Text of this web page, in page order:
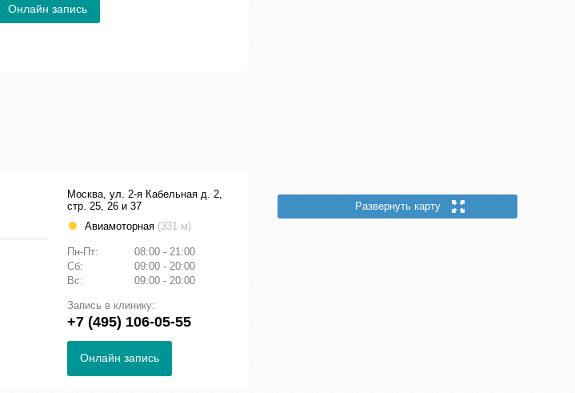
Онлайн запись
Москва, ул. 2-я Кабельная д. 2,
стр. 25, 26 и 37
Авиамоторная (331 м)
Пн-Пт:
08:00 - 21:00
Сб:
09:00 - 20:00
Вс:
09:00 - 20:00
Запись в клинику:
+7 (495) 106-05-55
Онлайн запись
Развернуть карту